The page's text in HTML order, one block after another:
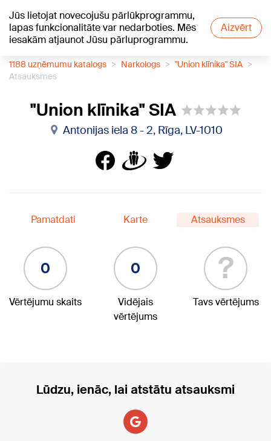
Jūs lietojat novecojušu pārlūkprogrammu,
lapas funkcionalitāte var nedarboties. Mēs
iesakām atjaunot Jūsu pārluprogrammu.
Aizvērt
+17°C
1188 uzņēmumu katalogs Narkologs
"Union klīnika" SIA
Atsauksmes
"Union klīnika" SIA
Antonijas iela 8 - 2, Rīga, LV-1010
Pamatdati Karte Atsauksmes
0
Vērtējumu skaits
0
Vidējais
vērtējums
?
Tavs vērtējums
Lūdzu, ienāc, lai atstātu atsauksmi